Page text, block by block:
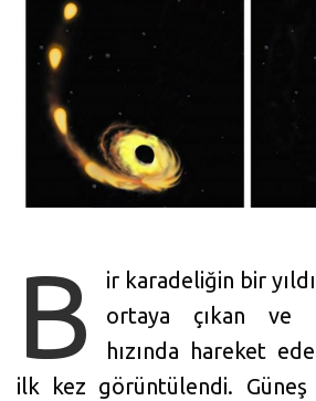
B
ir karadeliğin bir
ortaya çıkan ve
hızında hareket
ilk kez görüntülendi. Güneş